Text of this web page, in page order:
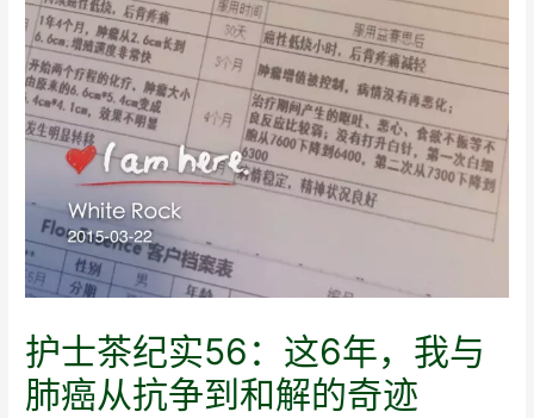
护士茶纪实56：这6年，我与
肺癌从抗争到和解的奇迹